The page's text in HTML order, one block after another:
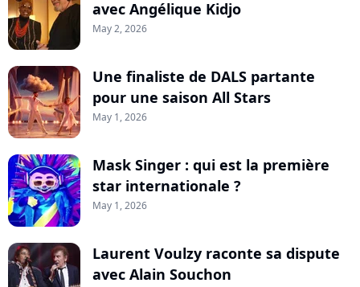
avec Angélique Kidjo
May 2, 2026
Une finaliste de DALS partante
pour une saison All Stars
May 1, 2026
Mask Singer : qui est la première
star internationale ?
May 1, 2026
Laurent Voulzy raconte sa dispute
avec Alain Souchon